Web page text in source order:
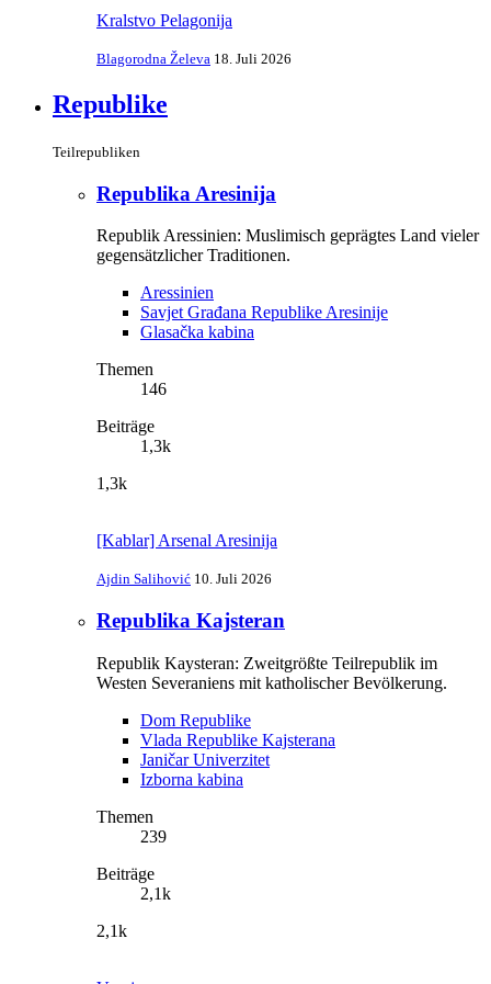
Kralstvo Pelagonija
Blagorodna Želeva 18. Juli 2026
Republike
Teilrepubliken
Republika Aresinija
Republik Aressinien: Muslimisch geprägtes Land vieler
gegensätzlicher Traditionen.
Aressinien
Savjet Građana Republike Aresinije
Glasačka kabina
Themen
146
Beiträge
1,3k
1,3k
[Kablar] Arsenal Aresinija
Ajdin Salihović 10. Juli 2026
Republika Kajsteran
Republik Kaysteran: Zweitgrößte Teilrepublik im
Westen Severaniens mit katholischer Bevölkerung.
Dom Republike
Vlada Republike Kajsterana
Janičar Univerzitet
Izborna kabina
Themen
239
Beiträge
2,1k
2,1k